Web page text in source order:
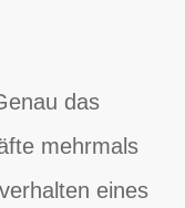
das
mehrmals
eines